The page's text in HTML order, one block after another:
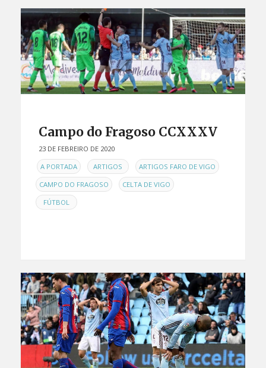
Campo do Fragoso CCXXXV
23 DE FEBREIRO DE 2020
ENA PORTADA , ARTIGOS , ARTIGOS FARO DE VIGO ,
CAMPO DO FRAGOSO , CELTA DE VIGO ,
FÚTBOL